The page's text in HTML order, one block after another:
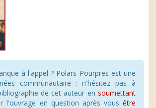
à l'appel ? Polars Pourpres est une
communautaire : n'hésitez pas à
de cet auteur en soumettant
l'ouvrage en question après vous être